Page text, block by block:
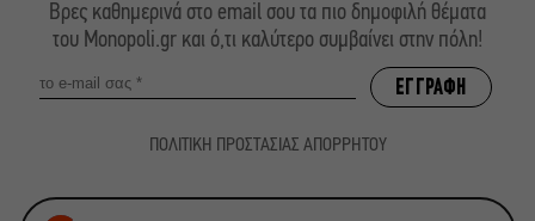
Βρες καθημερινά στο email σου τα πιο δημοφιλή θέματα
του Monopoli.gr και ό,τι καλύτερο συμβαίνει στην πόλη!
ΠΟΛΙΤΙΚΗ ΠΡΟΣΤΑΣΙΑΣ ΑΠΟΡΡΗΤΟΥ